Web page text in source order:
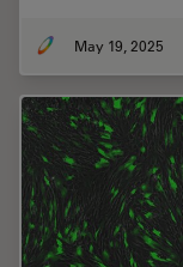
May 19, 2025